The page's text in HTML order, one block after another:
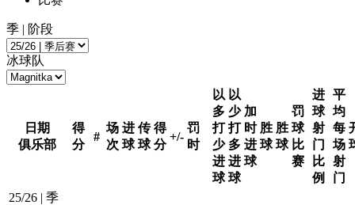
季 | 阶段
冰球队
日期
俱乐部
得
分
#
场
次
进
球
传
球
得
分
+/-
罚
时
以
多
打
少
进
球
以
少
打
多
进
球
加
时
进
球
胜
球
胜
球
罚
球
比
赛
进
球
射
门
比
例
平
均
每
场
射
门
25/26 | 季